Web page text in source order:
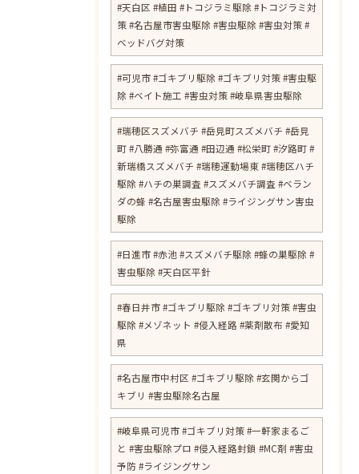
#天白区 #植田 #トコジラミ駆除 #トコジラミ対
策 #名古屋市害虫駆除 #害虫駆除 #害虫対策 #
ベッドバグ対策
#可児市 #ゴキブリ駆除 #ゴキブリ対策 #害虫駆
除 #ベイト施工 #害虫対策 #岐阜県害虫駆除
#瑞穂区スズメバチ #岳見町スズメバチ #岳見
町 #八勝通 #弥富通 #田辺通 #松栄町 #汐路町 #
新瑞橋スズメバチ #瑞穂運動場東 #瑞穂区ハチ
駆除 #ハチの巣調査 #スズメバチ調査 #ベラン
ダの蜂 #名古屋害虫駆除 #ライジングサン害虫
駆除
#日進市 #赤池 #スズメバチ駆除 #蜂の巣駆除 #
害虫駆除 #天白区平針
#春日井市 #ゴキブリ駆除 #ゴキブリ対策 #害虫
駆除 #メゾネット #侵入経路 #薬剤散布 #愛知
県
#名古屋市中村区 #ゴキブリ駆除 #玄関からゴ
キブリ #害虫駆除名古屋
#岐阜県可児市 #ゴキブリ対策 #一軒家まるご
と #害虫駆除プロ #侵入経路封鎖 #MC剤 #害虫
予防 #ライジングサン
お問い合わせはこちら